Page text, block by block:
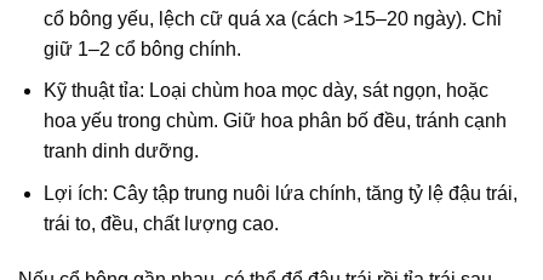
cổ bông yếu, lệch cữ quá xa (cách >15–20 ngày). Chỉ
giữ 1–2 cổ bông chính.
Kỹ thuật tỉa: Loại chùm hoa mọc dày, sát ngọn, hoặc
hoa yếu trong chùm. Giữ hoa phân bố đều, tránh cạnh
tranh dinh dưỡng.
Lợi ích: Cây tập trung nuôi lứa chính, tăng tỷ lệ đậu trái,
trái to, đều, chất lượng cao.